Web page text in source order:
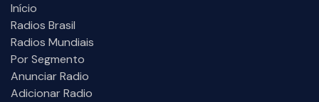
Início
Radios Brasil
Radios Mundiais
Por Segmento
Anunciar Radio
Adicionar Radio